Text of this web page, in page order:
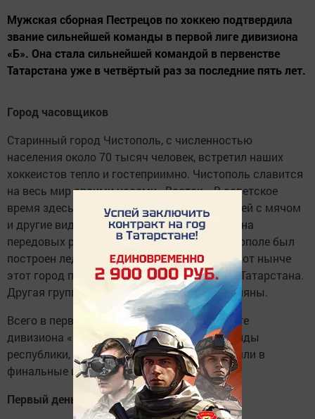
Мужская сборная Пестрецов по хоккею подтвердила
звание сильнейшей команды в первой лиге дивизиона
«Б». Она стала сильнейшей командой в первенстве
Татарстана уже в четвёртый раз за последние пять лет.
Город часовщиков
Старинный город Чистополь, с численностью
населения около 70 тысяч человек, встретил наших
хоккеистов тепло и гостеприимно. Чистополь славится
на весь мир своими часами «Восток». В советское
время здесь был очень развит футбол, хоккей с мячом
и другие виды спорта. А хоккей всегда был на
передовых ролях. В конце 2007 года в Чистополе был
построен ледовый дворец на 1000 мест. И вот нынче
этот город принял финалистов первенства Татарстана.
Другая группа играла в городе Камские Поляны.
Всего в первенстве Татарстана в первой лиге
дивизиона «Б» принимали участие 24 команды
республики, из них восемь сильнейших вышли в
финальные игры.
Первый день - разведка боем